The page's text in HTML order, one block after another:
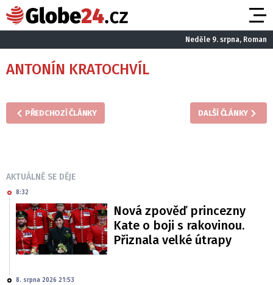
Neděle 9. srpna, Roman
ANTONÍN KRATOCHVÍL
PŘEDCHOZÍ ČLÁNKY DALŠÍ ČLÁNKY
AKTUÁLNĚ SE DĚJE
8:32
Nová zpověď princezny
Kate o boji s rakovinou.
Přiznala velké útrapy
8. srpna 2026 21:53